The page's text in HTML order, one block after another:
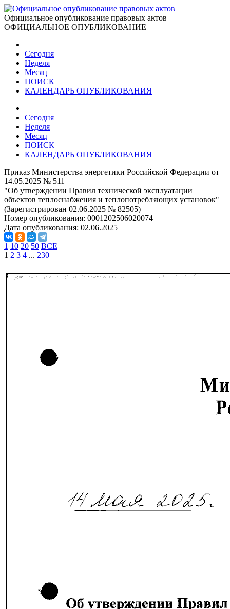
Официальное опубликование правовых актов
ОФИЦИАЛЬНОЕ ОПУБЛИКОВАНИЕ
Сегодня
Неделя
Месяц
ПОИСК
КАЛЕНДАРЬ ОПУБЛИКОВАНИЯ
Сегодня
Неделя
Месяц
ПОИСК
КАЛЕНДАРЬ ОПУБЛИКОВАНИЯ
Приказ Министерства энергетики Российской Федерации от
14.05.2025 № 511
"Об утверждении Правил технической эксплуатации
объектов теплоснабжения и теплопотребляющих установок"
(Зарегистрирован 02.06.2025 № 82505)
Номер опубликования: 0001202506020074
Дата опубликования: 02.06.2025
1 10 20 50 ВСЕ
1 2 3 4 ... 230